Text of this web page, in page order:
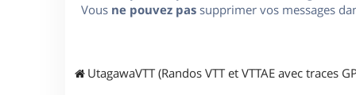
Vous ne pouvez pas supprimer vos messages
UtagawaVTT (Randos VTT et VTTAE avec traces